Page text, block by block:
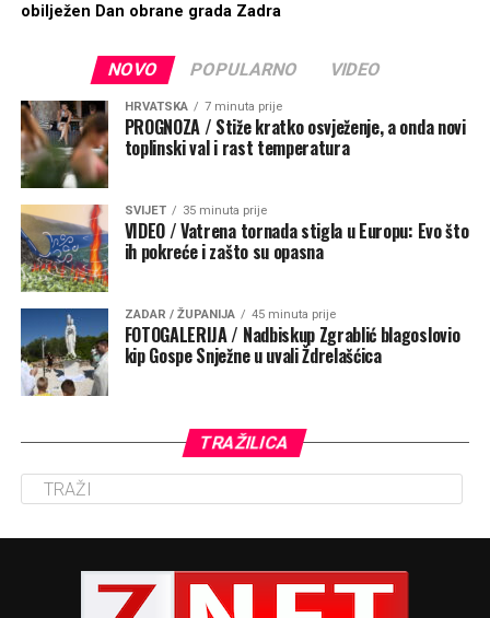
obilježen Dan obrane grada Zadra
NOVO POPULARNO VIDEO
HRVATSKA 7 minuta prije
PROGNOZA / Stiže kratko osvježenje, a onda novi
toplinski val i rast temperatura
SVIJET 35 minuta prije
VIDEO / Vatrena tornada stigla u Europu: Evo što
ih pokreće i zašto su opasna
ZADAR / ŽUPANIJA 45 minuta prije
FOTOGALERIJA / Nadbiskup Zgrablić blagoslovio
kip Gospe Snježne u uvali Ždrelašćica
TRAŽILICA